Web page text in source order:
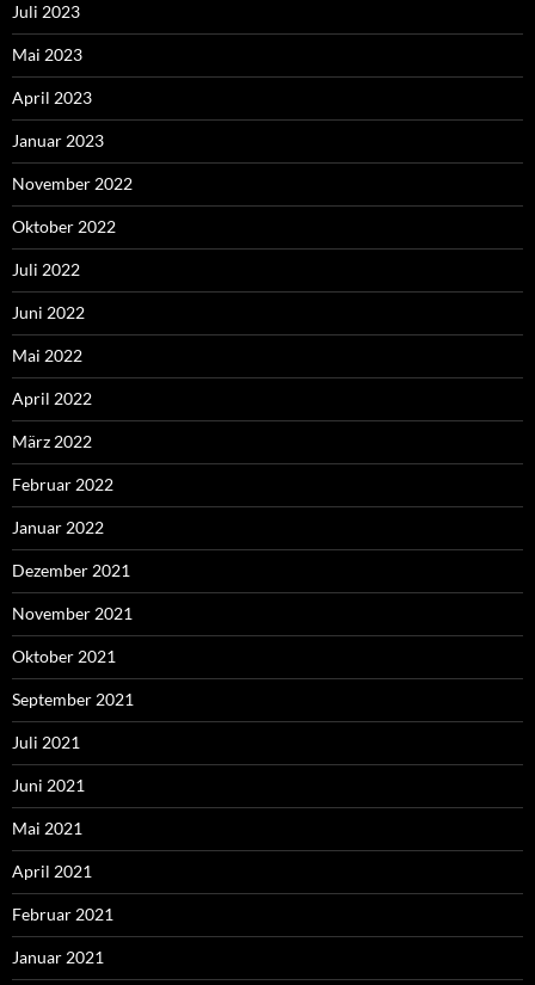
Juli 2023
Mai 2023
April 2023
Januar 2023
November 2022
Oktober 2022
Juli 2022
Juni 2022
Mai 2022
April 2022
März 2022
Februar 2022
Januar 2022
Dezember 2021
November 2021
Oktober 2021
September 2021
Juli 2021
Juni 2021
Mai 2021
April 2021
Februar 2021
Januar 2021